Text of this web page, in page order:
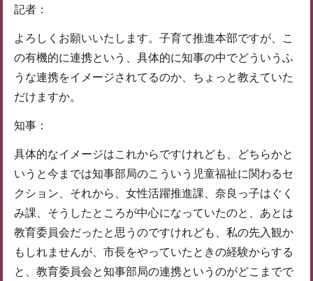
記者：
よろしくお願いいたします。子育て推進本部ですが、こ
の有機的に連携という、具体的に知事の中でどういうふ
うな連携をイメージされてるのか、ちょっと教えていた
だけますか。
知事：
具体的なイメージはこれからですけれども、どちらかと
いうと今までは知事部局のこういう児童福祉に関わるセ
クション、それから、女性活躍推進課、奈良っ子はぐく
み課、そうしたところが中心になっていたのと、あとは
教育委員会だったと思うのですけれども、私の先入観か
もしれませんが、市長をやっていたときの経験からする
と、教育委員会と知事部局の連携というのがどこまでで